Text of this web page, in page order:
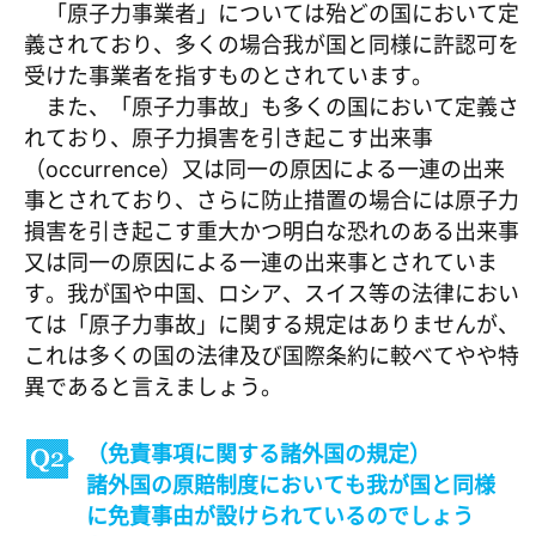
「原子力事業者」については殆どの国において定
義されており、多くの場合我が国と同様に許認可を
受けた事業者を指すものとされています。
また、「原子力事故」も多くの国において定義さ
れており、原子力損害を引き起こす出来事
（occurrence）又は同一の原因による一連の出来
事とされており、さらに防止措置の場合には原子力
損害を引き起こす重大かつ明白な恐れのある出来事
又は同一の原因による一連の出来事とされていま
す。我が国や中国、ロシア、スイス等の法律におい
ては「原子力事故」に関する規定はありませんが、
これは多くの国の法律及び国際条約に較べてやや特
異であると言えましょう。
（免責事項に関する諸外国の規定）
諸外国の原賠制度においても我が国と同様
に免責事由が設けられているのでしょう